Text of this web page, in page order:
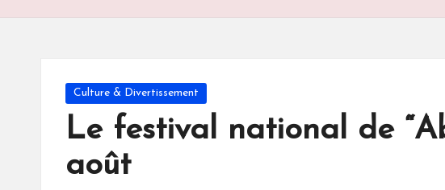
Posted
in
Culture & Divertissement
Le festival national de
août